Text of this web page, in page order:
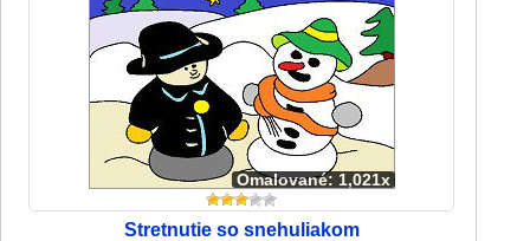
Omalované: 1,021x
Stretnutie so snehuliakom